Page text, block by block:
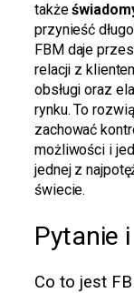
także
przynieść
FBM daje
relacji z
obsługi oraz
rynku. To
zachować
możliwości i
jednej z
świecie.
Pytanie
Co to jest